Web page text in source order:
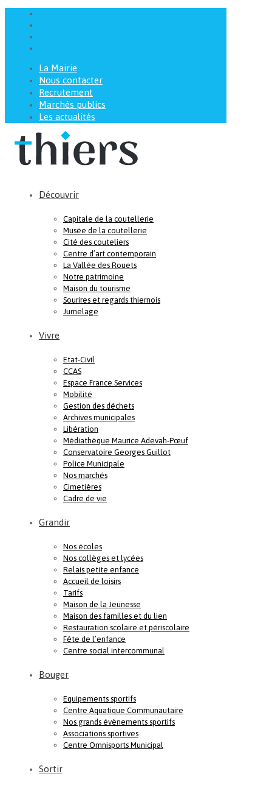
La Mairie
Nous contacter
Recrutement
Marchés publics
Les actualités
Découvrir
Capitale de la coutellerie
Musée de la coutellerie
Cité des couteliers
Centre d’art contemporain
La Vallée des Rouets
Notre patrimoine
Maison du tourisme
Sourires et regards thiernois
Jumelage
Vivre
Etat-Civil
CCAS
Espace France Services
Mobilité
Gestion des déchets
Archives municipales
Libération
Médiathèque Maurice Adevah-Pœuf
Conservatoire Georges Guillot
Police Municipale
Nos marchés
Cimetières
Cadre de vie
Grandir
Nos écoles
Nos collèges et lycées
Relais petite enfance
Accueil de loisirs
Tarifs
Maison de la Jeunesse
Maison des familles et du lien
Restauration scolaire et périscolaire
Fête de l’enfance
Centre social intercommunal
Bouger
Equipements sportifs
Centre Aquatique Communautaire
Nos grands évènements sportifs
Associations sportives
Centre Omnisports Municipal
Sortir